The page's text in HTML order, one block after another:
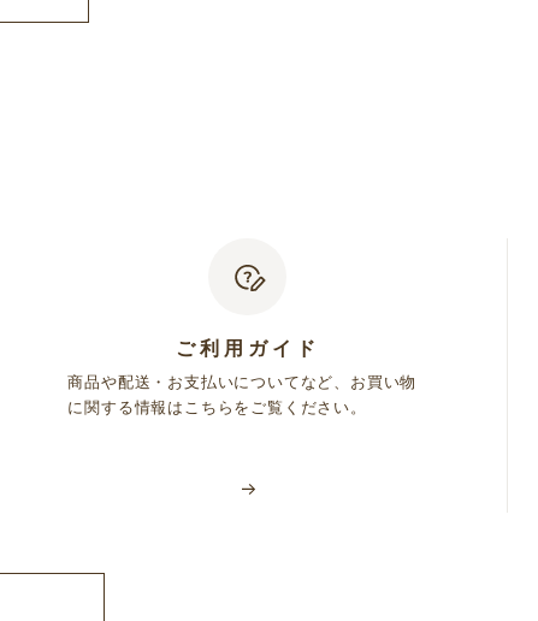
ご利用ガイド
商品や配送・お支払いについてなど、お買い物
に関する情報はこちらをご覧ください。